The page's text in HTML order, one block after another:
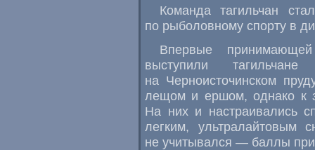
Команда тагильчан
по рыболовному спорту в
Впервые
выступили
на Черноисточинском
лещом и ершом, однако к
На них и настраивались
легким,
ультралайтовым
не учитывался — баллы